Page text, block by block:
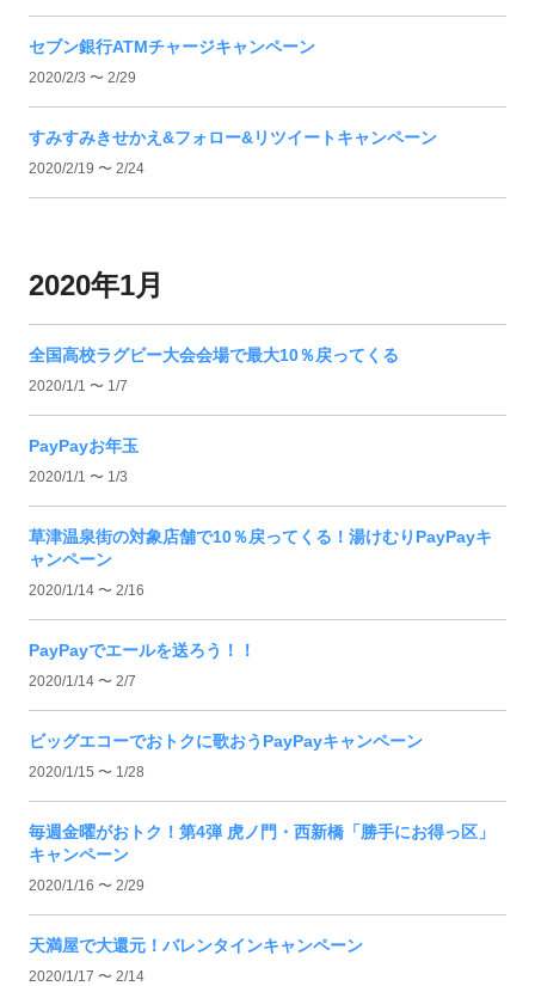
セブン銀行ATMチャージキャンペーン
2020/2/3 〜 2/29
すみすみきせかえ&フォロー&リツイートキャンペーン
2020/2/19 〜 2/24
2020年1月
全国高校ラグビー大会会場で最大10％戻ってくる
2020/1/1 〜 1/7
PayPayお年玉
2020/1/1 〜 1/3
草津温泉街の対象店舗で10％戻ってくる！湯けむりPayPayキ
ャンペーン
2020/1/14 〜 2/16
PayPayでエールを送ろう！！
2020/1/14 〜 2/7
ビッグエコーでおトクに歌おうPayPayキャンペーン
2020/1/15 〜 1/28
毎週金曜がおトク！第4弾 虎ノ門・西新橋「勝手にお得っ区」
キャンペーン
2020/1/16 〜 2/29
天満屋で大還元！バレンタインキャンペーン
2020/1/17 〜 2/14